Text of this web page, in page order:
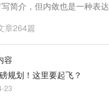
简介，但内敛也是一种表达
章264篇
容
规划！这里要起飞？
23